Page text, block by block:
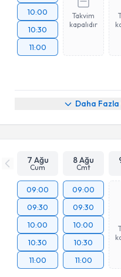
10:00
10:30
11:00
Takvim
kapalıdır
Daha
7 Ağu
Cum
8 Ağu
Cmt
09:00
09:30
10:00
10:30
11:00
09:00
09:30
10:00
10:30
11:00